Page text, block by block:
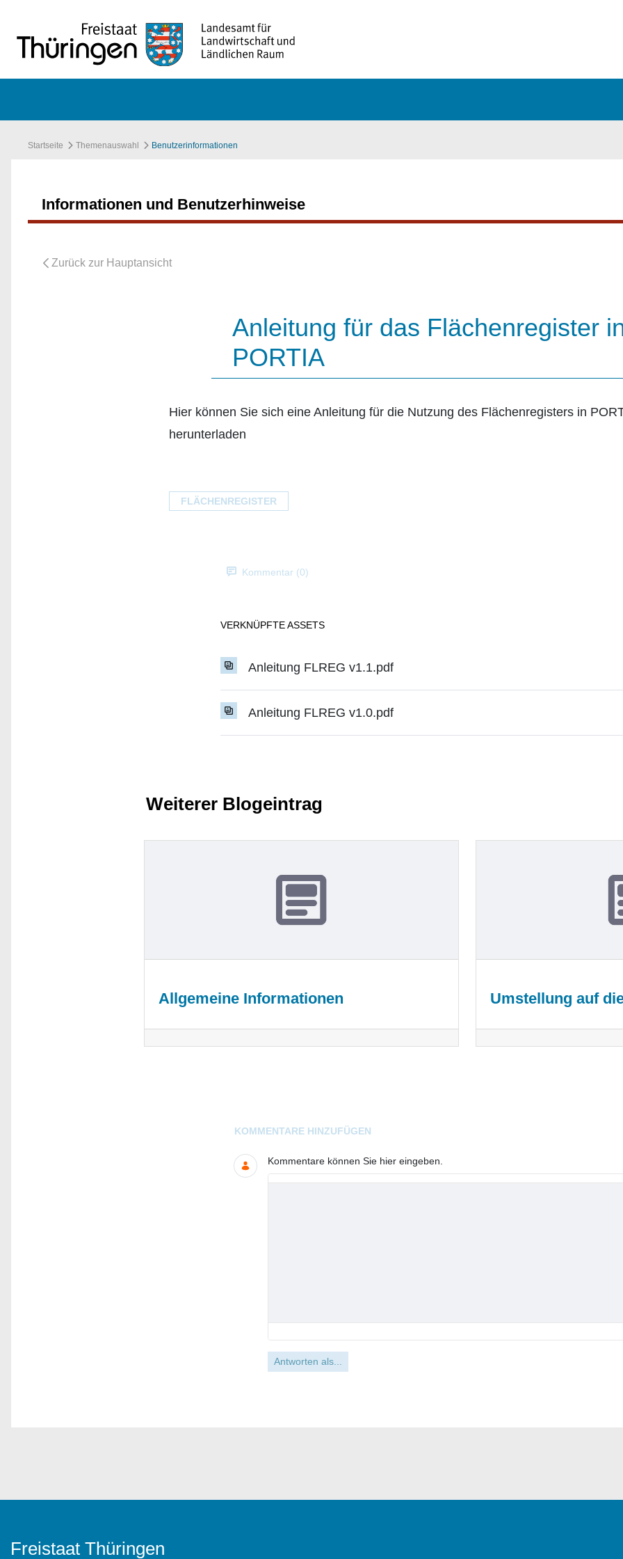
Startseite Themenauswahl Benutzerinformationen
Informationen und Benutzerhinweise
Anleitung für das Flächenregister
PORTIA
Hier können Sie sich eine Anleitung für die Nutzung des Flächenregisters in
herunterladen
FLÄCHENREGISTER
Kommentar (0)
VERKNÜPFTE ASSETS
Anleitung FLREG v1.1.pdf
Anleitung FLREG v1.0.pdf
Weiterer Blogeintrag
Allgemeine Informationen Umstellung auf
Blogs
KOMMENTARE HINZUFÜGEN
Kommentare können Sie hier eingeben.
Antworten als...
Freistaat Thüringen